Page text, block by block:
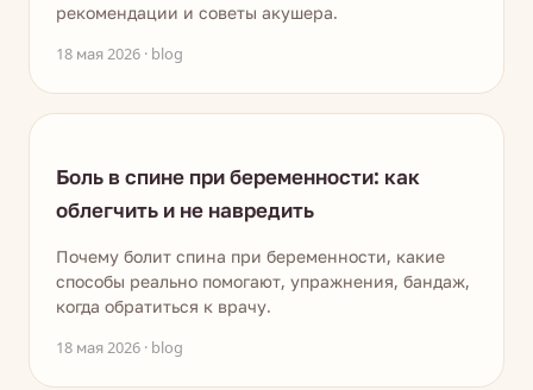
рекомендации и советы акушера.
18 мая 2026 · blog
Боль в спине при беременности: как
облегчить и не навредить
Почему болит спина при беременности, какие
способы реально помогают, упражнения, бандаж,
когда обратиться к врачу.
18 мая 2026 · blog